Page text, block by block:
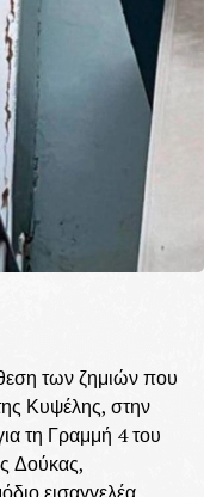
των ζημιών που
Κυψέλης, στην
τη Γραμμή 4 του
Δούκας,